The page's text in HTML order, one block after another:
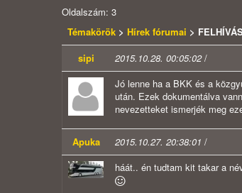
Oldalszám: 3
Témakörök > Hírek fórumai >
sipi
2015.10.28. 00:05:02/
Jó lenne ha a BKK és a
után. Ezek dokumentálva
nevezetteket ismerjék meg
Apuka 2015.10.27. 20:38:01 /
háát.. én tudtam kit takar a